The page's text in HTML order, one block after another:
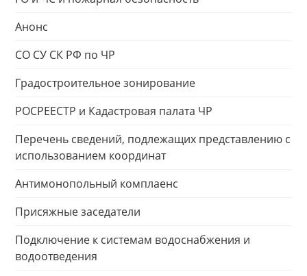
Анонс
СО СУ СК РФ по ЧР
Градостроительное зонирование
РОСРЕЕСТР и Кадастровая палата ЧР
Перечень сведений, подлежащих представлению с
использованием координат
Антимонопольный комплаенс
Присяжные заседатели
Подключение к системам водоснабжения и
водоотведения